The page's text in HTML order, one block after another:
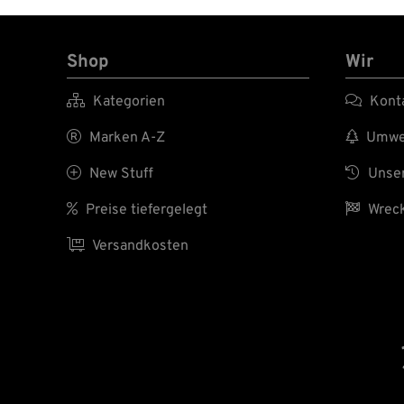
Shop
 Kategorien
 Marken A-Z
 New Stuff
 Preise tiefergelegt
 Versandkosten
Wir



